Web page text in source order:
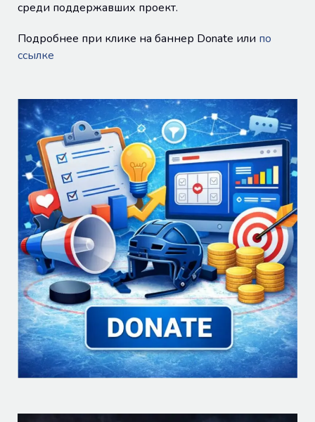
среди поддержавших проект.
Подробнее при клике на баннер Donate или по
ссылке